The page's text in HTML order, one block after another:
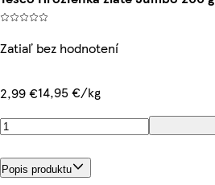
Zatiaľ bez hodnotení
2,99 €14,95 €/kg
Popis produktu